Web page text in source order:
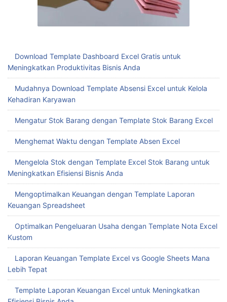
Download Template Dashboard Excel Gratis untuk
Meningkatkan Produktivitas Bisnis Anda
Mudahnya Download Template Absensi Excel untuk Kelola
Kehadiran Karyawan
Mengatur Stok Barang dengan Template Stok Barang Excel
Menghemat Waktu dengan Template Absen Excel
Mengelola Stok dengan Template Excel Stok Barang untuk